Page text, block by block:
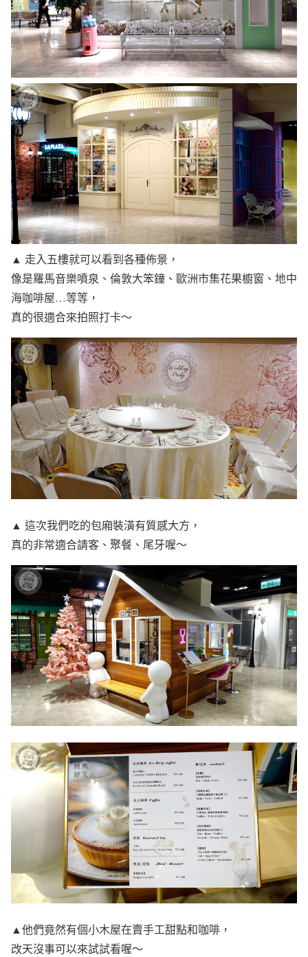
▲ 走入五樓就可以看到各種佈景，
像是羅馬音樂噴泉、倫敦大笨鐘、歐洲市集花果櫥窗、地中
海咖啡屋…等等，
真的很適合來拍照打卡～
▲ 這次我們吃的包廂裝潢有質感大方，
真的非常適合請客、聚餐、尾牙喔～
▲他們竟然有個小木屋在賣手工甜點和咖啡，
改天沒事可以來試試看喔～